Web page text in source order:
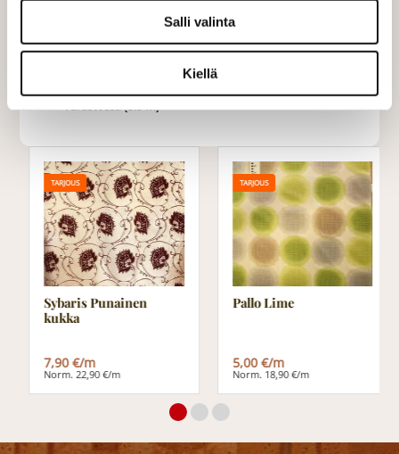
Salli valinta
Kiellä
on noin 1,5 viikkoa. Jos haluat
ommeltavan jotain muuta niin ota
yhteyttä kangaskeskus@elisanet.fi
Varastossa (3.5 m)
TARJOUS
Sybaris Punainen
kukka
7,90 €/m
Norm. 22,90 €/m
TARJOUS
Pallo Lime
5,00 €/m
Norm. 18,90 €/m